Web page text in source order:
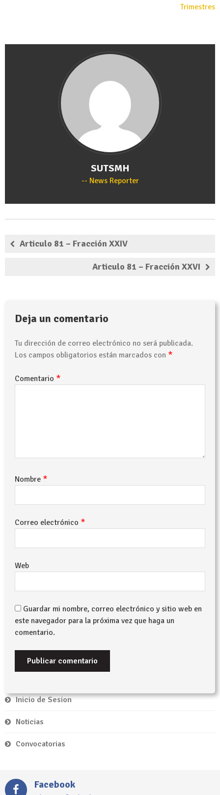
Trimestres
SUTSMH
News Reporter
Articulo 81 – Fracción XXIV
Articulo 81 – Fracción XXVI
Deja un comentario
Tu dirección de correo electrónico no será publicada.
Los campos obligatorios están marcados con *
Comentario *
Nombre *
Correo electrónico *
Web
Guardar mi nombre, correo electrónico y sitio web en
este navegador para la próxima vez que haga un
comentario.
Inicio de Sesion
Noticias
Convocatorias
Facebook